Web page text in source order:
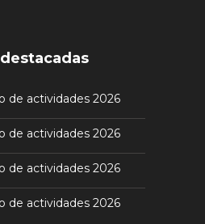
de actividades 2026
de actividades 2026
de actividades 2026
de actividades 2026